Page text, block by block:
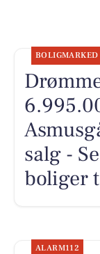
BOLIGMARKED
salg -
boliger
ALARM112